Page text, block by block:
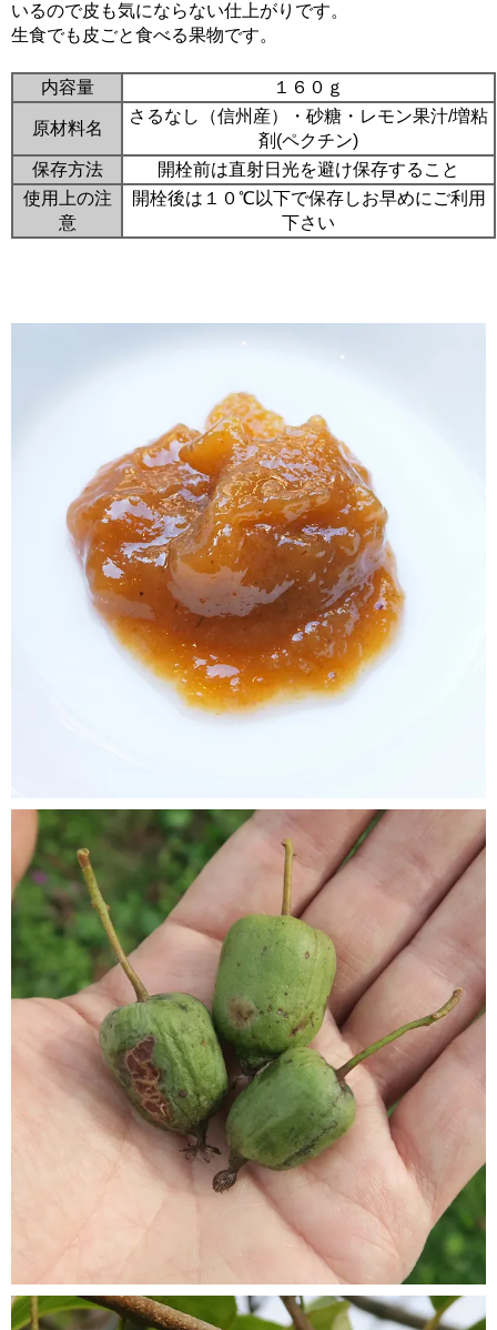
いるので皮も気にならない仕上がりです。
生食でも皮ごと食べる果物です。
内容量 １６０ｇ
原材料名
さるなし（信州産）・砂糖・レモン果汁/増粘
剤(ペクチン)
保存方法
開栓前は直射日光を避け保存すること
使用上の注
意
開栓後は１０℃以下で保存しお早めにご利用
下さい